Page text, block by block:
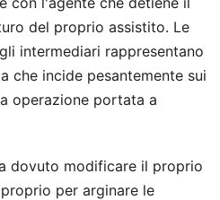
del proprio assistito. Le
intermediari rappresentano
che incide pesantemente sui
operazione portata a
dovuto modificare il proprio
per arginare le